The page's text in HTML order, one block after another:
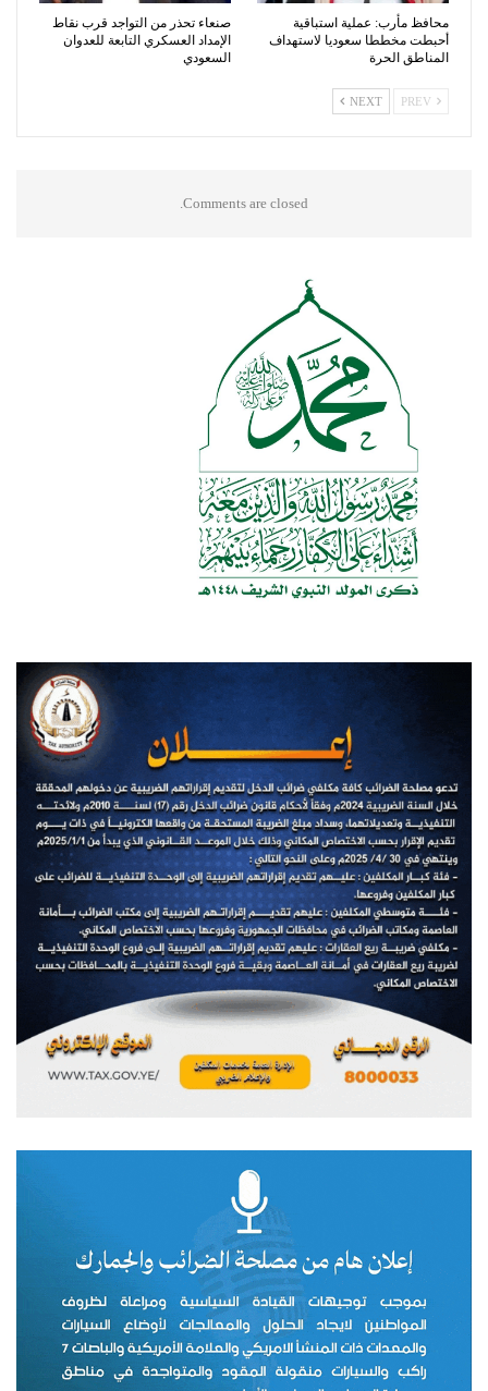
محافظ مأرب: عملية استباقية
أحبطت مخططا سعوديا لاستهداف
المناطق الحرة
صنعاء تحذر من التواجد قرب نقاط
الإمداد العسكري التابعة للعدوان
السعودي
NEXT
Comments are closed.